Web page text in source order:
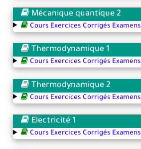
Mécanique quantique 2
Cours Exercices Corrigés Examens
Thermodynamique 1
Cours Exercices Corrigés Examens
Thermodynamique 2
Cours Exercices Corrigés Examens
Electricité 1
Cours Exercices Corrigés Examens